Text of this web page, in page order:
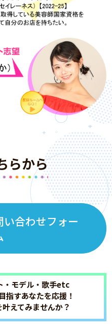
らから
合わせフォー
・モデル・歌手etc
指すあなたを応援！
えてみませんか？